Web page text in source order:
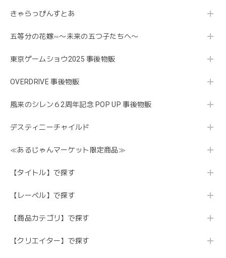
きゃらっぴんすとあ
五等分の花嫁∽〜未来の五つ子たちへ〜
東京ゲームショウ2025 事後物販
OVERDRIVE 事後物販
風来のシレン６2周年記念 POP UP 事後物販
デスティニーチャイルド
≪あるじゃんマーケット限定商品≫
【タイトル】で探す
【レーベル】で探す
【商品カテゴリ】で探す
【クリエイター】で探す